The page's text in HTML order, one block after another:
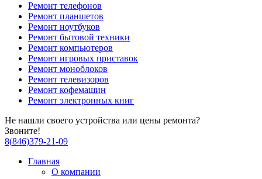
Ремонт телефонов
Ремонт планшетов
Ремонт ноутбуков
Ремонт бытовой техники
Ремонт компьютеров
Ремонт игровых приставок
Ремонт моноблоков
Ремонт телевизоров
Ремонт кофемашин
Ремонт электронных книг
Не нашли своего устройства или цены ремонта?
Звоните!
8(846)379-21-09
Главная
О компании